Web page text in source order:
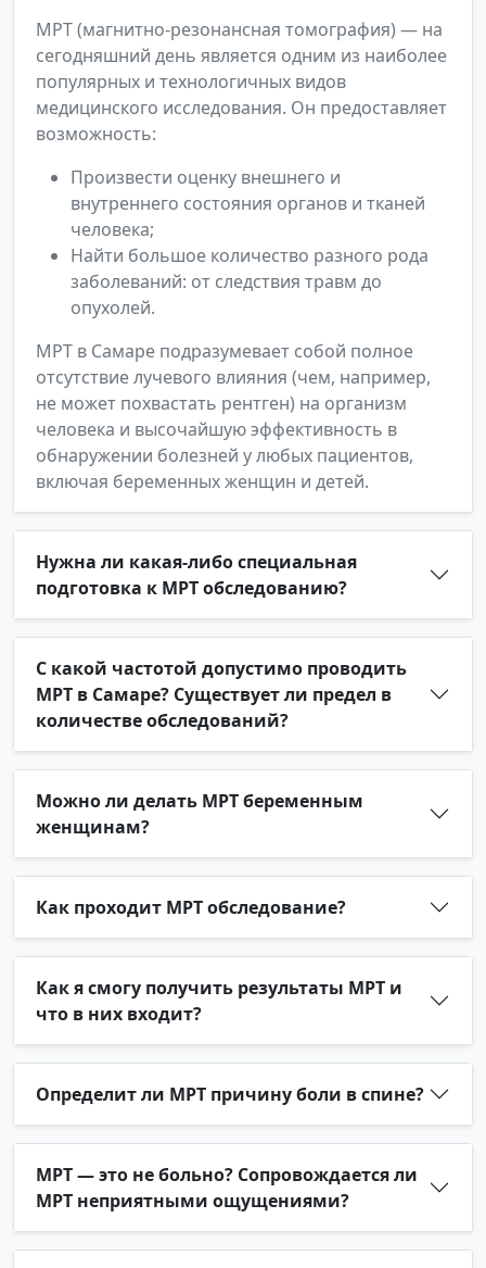
МРТ (магнитно-резонансная томография) — на
сегодняшний день является одним из наиболее
популярных и технологичных видов
медицинского исследования. Он предоставляет
возможность:
Произвести оценку внешнего и
внутреннего состояния органов и тканей
человека;
Найти большое количество разного рода
заболеваний: от следствия травм до
опухолей.
МРТ в Самаре подразумевает собой полное
отсутствие лучевого влияния (чем, например,
не может похвастать рентген) на организм
человека и высочайшую эффективность в
обнаружении болезней у любых пациентов,
включая беременных женщин и детей.
Нужна ли какая-либо специальная
подготовка к МРТ обследованию?
С какой частотой допустимо проводить
МРТ в Самаре? Существует ли предел в
количестве обследований?
Можно ли делать МРТ беременным
женщинам?
Как проходит МРТ обследование?
Как я смогу получить результаты МРТ и
что в них входит?
Определит ли МРТ причину боли в спине?
МРТ — это не больно? Сопровождается ли
МРТ неприятными ощущениями?